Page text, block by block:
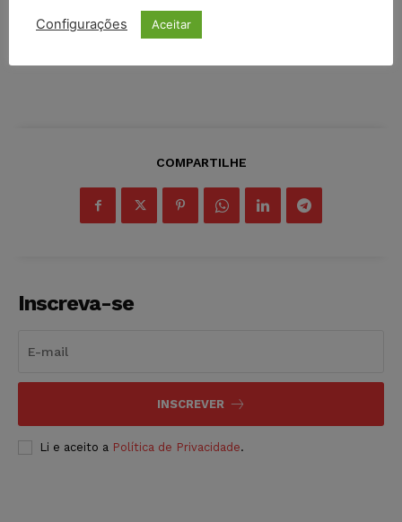
COMPARTILHE
Inscreva-se
INSCREVER
Li e aceito a Política de Privacidade.
Configurações Aceitar